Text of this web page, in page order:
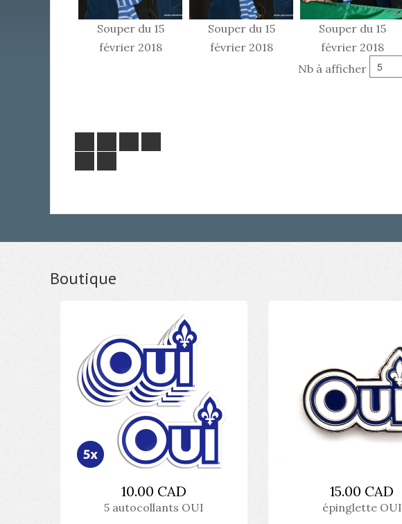
Souper du 15
février 2018
Souper du 15
février 2018
Souper du 15
février 2018
Nb à afficher
Boutique
10.00 CAD
5 autocollants OUI
15.00 CAD
épinglette OUI